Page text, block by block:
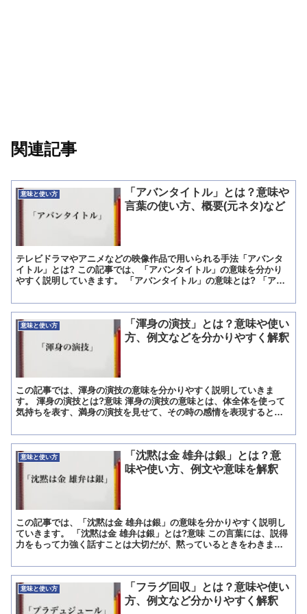
関連記事
意味と使い方
「アバンタイトル」とは？意味や
言葉の使い方、概要(元ネタ)など
テレビドラマやアニメなどの映像作品で用いられる手法「アバンタ
イトル」とは? この記事では、「アバンタイトル」の意味を分かり
やすく説明していきます。 「アバンタイトル」の意味とは? 「アバ
意味と使い方
「渾身の演技」とは？意味や使い
方、例文などを分かりやすく解釈
この記事では、渾身の演技の意味を分かりやすく説明していきま
す。 渾身の演技とは?意味 渾身の演技の意味とは、体全体を使って
気持ちを表す、満身の演技を見せて、その時の感情を表現するとき
意味と使い方
「沈黙は金 雄弁は銀」とは？意
味や使い方、例文や意味を解釈
この記事では、「沈黙は金 雄弁は銀」の意味を分かりやすく説明し
ていきます。 「沈黙は金 雄弁は銀」とは?意味 この言葉には、説得
力をもって力強く話すことは大切だが、黙っているときをわきまえ
意味と使い方
「フラグ回収」とは？意味や使い
方、例文など分かりやすく解釈